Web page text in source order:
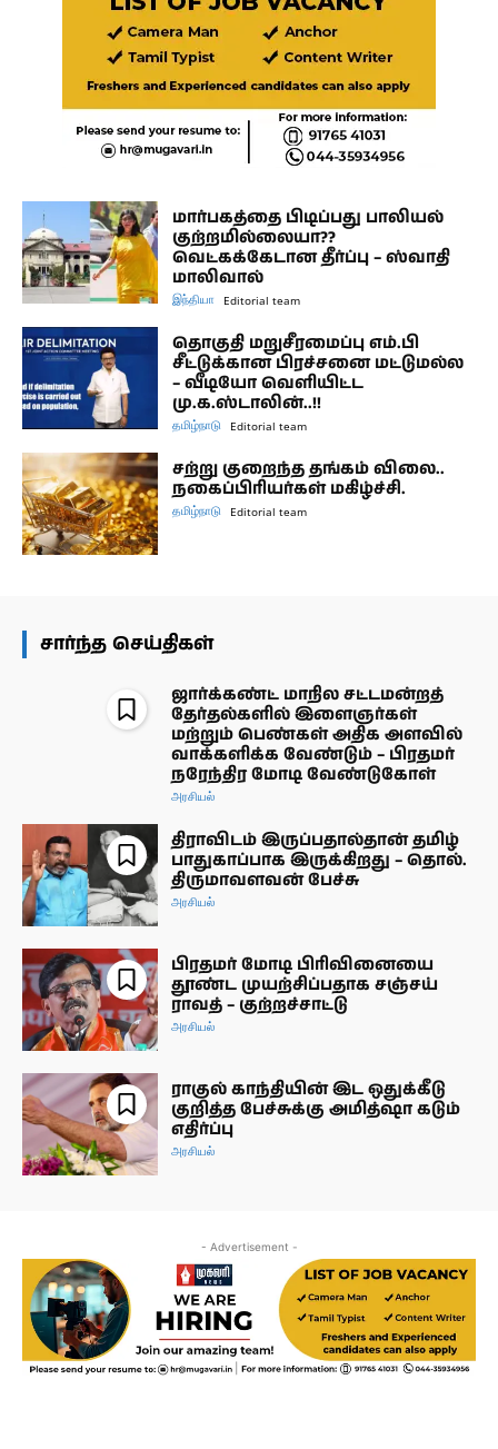
மார்பகத்தை பிடிப்பது பாலியல்
குற்றமில்லையா??
வெட்கக்கேடான தீர்ப்பு – ஸ்வாதி
மாலிவால்
இந்தியா Editorial team
தொகுதி மறுசீரமைப்பு எம்.பி
சீட்டுக்கான பிரச்சனை மட்டுமல்ல
– வீடியோ வெளியிட்ட
மு.க.ஸ்டாலின்..!!
தமிழ்நாடு Editorial team
சற்று குறைந்த தங்கம் விலை..
நகைப்பிரியர்கள் மகிழ்ச்சி.
தமிழ்நாடு Editorial team
சார்ந்த செய்திகள்
ஜார்க்கண்ட் மாநில சட்டமன்றத்
தேர்தல்களில் இளைஞர்கள்
மற்றும் பெண்கள் அதிக அளவில்
வாக்களிக்க வேண்டும் – பிரதமர்
நரேந்திர மோடி வேண்டுகோள்
அரசியல்
திராவிடம் இருப்பதால்தான் தமிழ்
பாதுகாப்பாக இருக்கிறது – தொல்.
திருமாவளவன் பேச்சு
அரசியல்
பிரதமர் மோடி பிரிவினையை
தூண்ட முயற்சிப்பதாக சஞ்சய்
ராவத் – குற்றச்சாட்டு
அரசியல்
ராகுல் காந்தியின் இட ஒதுக்கீடு
குறித்த பேச்சுக்கு அமித்ஷா கடும்
எதிர்ப்பு
அரசியல்
- Advertisement -